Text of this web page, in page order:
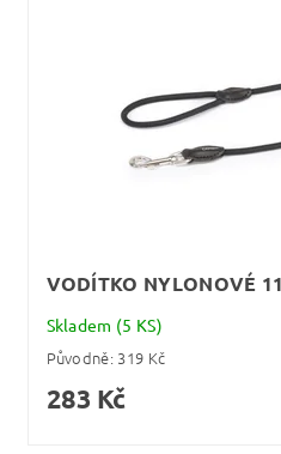
VODÍTKO NYLONOVÉ
Skladem (5 KS)
Původně: 319 Kč
283 Kč